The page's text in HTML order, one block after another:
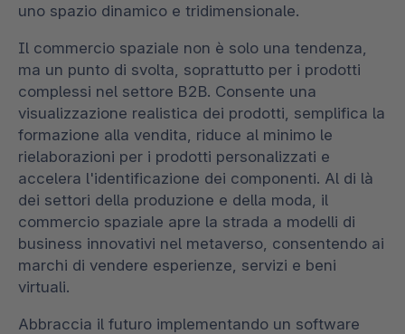
uno spazio dinamico e tridimensionale.
Il commercio spaziale non è solo una tendenza,
ma un punto di svolta, soprattutto per i prodotti
complessi nel settore B2B. Consente una
visualizzazione realistica dei prodotti, semplifica la
formazione alla vendita, riduce al minimo le
rielaborazioni per i prodotti personalizzati e
accelera l'identificazione dei componenti. Al di là
dei settori della produzione e della moda, il
commercio spaziale apre la strada a modelli di
business innovativi nel metaverso, consentendo ai
marchi di vendere esperienze, servizi e beni
virtuali.
Abbraccia il futuro implementando un software